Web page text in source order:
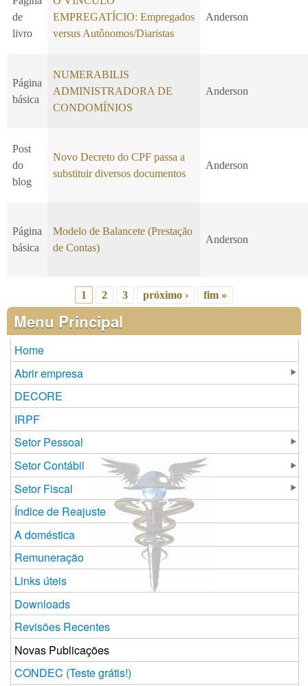
de
livro
EMPREGATÍCIO: Empregados
versus Autônomos/Diaristas
Anderson
Página
básica
NUMERABILIS
ADMINISTRADORA DE
CONDOMÍNIOS
Anderson
Post
do
blog
Novo Decreto do CPF passa a
substituir diversos documentos
Anderson
Página
básica
Modelo de Balancete (Prestação
de Contas)
Anderson
Páginas
1 2 3 próximo › fim »
Menu Principal
Home
Abrir empresa
DECORE
IRPF
Setor Pessoal
Setor Contábil
Setor Fiscal
Índice de Reajuste
A doméstica
Remuneração
Links úteis
Downloads
Revisões Recentes
Novas Publicações
CONDEC (Teste grátis!)